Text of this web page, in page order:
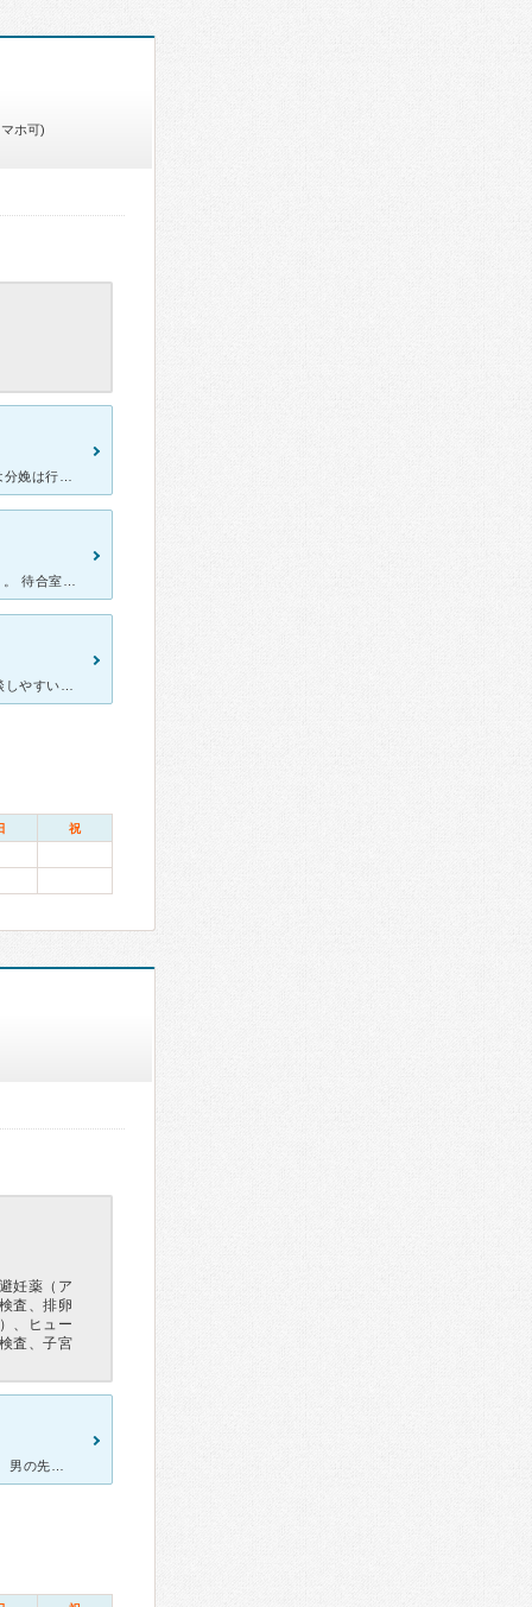
ホ可)
祝
妊薬（ア
査、排卵
、ヒュー
査、子宮